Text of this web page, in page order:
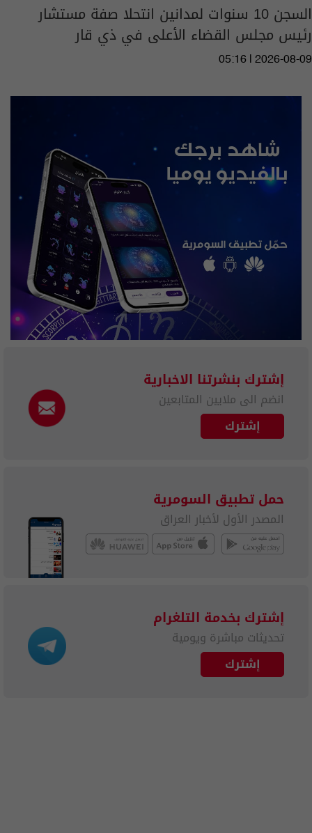
السجن 10 سنوات لمدانين انتحلا صفة مستشار
رئيس مجلس القضاء الأعلى في ذي قار
05:16 | 2026-08-09
إشترك بنشرتنا الاخبارية
انضم الى ملايين المتابعين
إشترك
حمل تطبيق السومرية
المصدر الأول لأخبار العراق
إشترك بخدمة التلغرام
تحديثات مباشرة ويومية
إشترك